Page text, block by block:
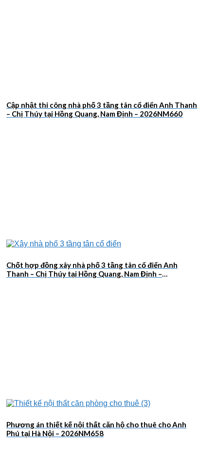
Cập nhật thi công nhà phố 3 tầng tân cổ điển Anh Thanh
– Chị Thúy tại Hồng Quang, Nam Định – 2026NM660
Chốt hợp đồng xây nhà phố 3 tầng tân cổ điển Anh
Thanh – Chị Thúy tại Hồng Quang, Nam Định –
Phương án thiết kế nội thất căn hộ cho thuê cho Anh
Phú tại Hà Nội – 2026NM658